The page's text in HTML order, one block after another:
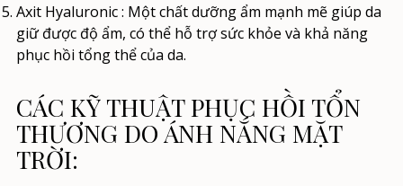
Axit Hyaluronic: Một chất dưỡng ẩm mạnh mẽ giúp da
giữ được độ ẩm, có thể hỗ trợ sức khỏe và khả năng
phục hồi tổng thể của da.
CÁC KỸ THUẬT PHỤC HỒI TỔN
THƯƠNG DO ÁNH NẮNG MẶT
TRỜI: